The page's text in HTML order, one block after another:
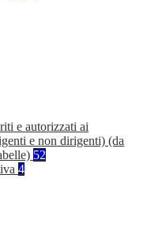
e autorizzati ai
e non dirigenti) (da
52
4